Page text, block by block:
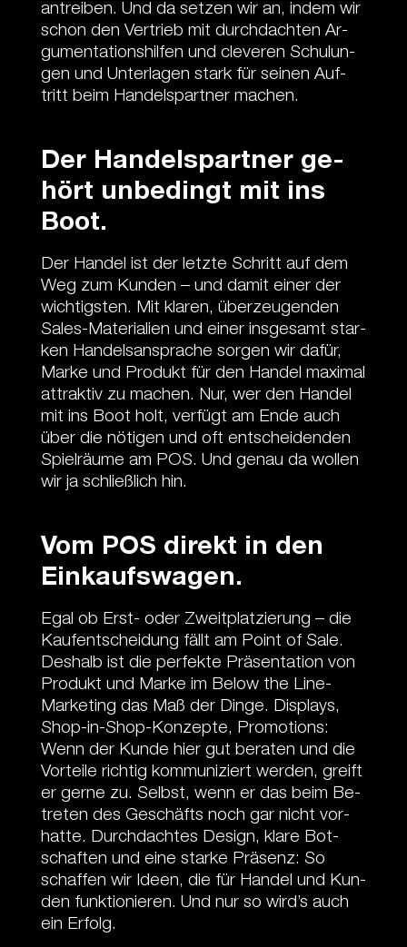
an­trei­ben. Und da set­zen wir an, in­dem wir
schon den Ver­trieb mit durch­dach­ten Ar­
gu­men­ta­tions­hil­fen und cle­ve­ren Schu­lun­
gen und Un­ter­la­gen stark für sei­nen Auf­
tritt beim Han­dels­part­ner ma­chen.
Der Han­dels­part­ner ge­
hört un­be­dingt mit ins
Boot.
Der Han­del ist der letz­te Schritt auf dem
Weg zum Kun­den – und da­mit ei­ner der
wich­tigs­ten. Mit kla­ren, über­zeu­gen­den
Sa­les-Ma­te­ria­lien und ei­ner ins­ge­samt star­
ken Han­dels­an­spra­che sor­gen wir da­für,
Mar­ke und Pro­dukt für den Han­del ma­xi­mal
at­trak­tiv zu ma­chen. Nur, wer den Han­del
mit ins Boot holt, ver­fügt am En­de auch
über die nö­tig­en und oft ent­schei­den­den
Spiel­räu­me am POS. Und ge­nau da wol­len
wir ja schließ­lich hin.
Vom POS di­rekt in den
Ein­kaufs­wa­gen.
Egal ob Erst- oder Zweit­plat­zie­rung – die
Kauf­ent­schei­dung fällt am Point of Sale.
Des­halb ist die per­fek­te Prä­sen­ta­tion von
Pro­dukt und Mar­ke im Be­low the Line-
Mar­ke­ting das Maß der Din­ge. Dis­plays,
Shop-in-Shop-Kon­zep­te, Pro­mo­tions:
Wenn der Kun­de hier gut be­ra­ten und die
Vor­tei­le rich­tig kom­mu­ni­ziert wer­den, greift
er ger­ne zu. Selbst, wenn er das beim Be­
tre­ten des Ge­schäfts noch gar nicht vor­
hat­te. Durch­dach­tes De­sign, kla­re Bot­
schaf­ten und eine star­ke Prä­senz: So
schaf­fen wir Ide­en, die für Han­del und Kun­
den funk­tio­nie­ren. Und nur so wird’s auch
ein Er­folg.